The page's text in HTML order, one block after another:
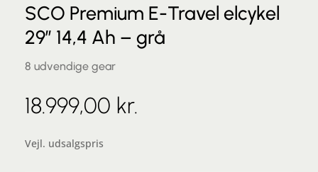
SCO Premium E-Travel elcykel
29″ 14,4 Ah – grå
8 udvendige gear
18.999,00 kr.
Vejl. udsalgspris